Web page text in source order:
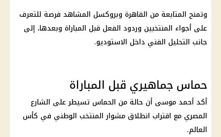
وتمنح المتابعة من القاهرة وبروكسل المشاهد فرصة للتعرف
على أجواء المنتخبين وردود الفعل قبل المباراة وبعدها، إلى
جانب التحليل الفني داخل الاستوديو.
حماس جماهيري قبل المباراة
أكد أحمد موسى أن حالة من الحماس تسيطر على الشارع
المصري مع اقتراب انطلاق مشوار المنتخب الوطني في كأس
العالم.